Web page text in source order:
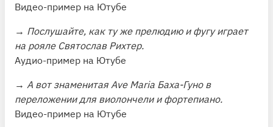
Видео-пример на Ютубе
→ Послушайте, как ту же прелюдию и фугу играет
на рояле Святослав Рихтер.
Аудио-пример на Ютубе
→ А вот знаменитая Ave Maria Баха-Гуно в
переложении для виолончели и фортепиано.
Видео-пример на Ютубе